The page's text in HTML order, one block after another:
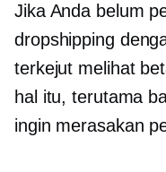
Jika Anda belum
dropshipping
terkejut melihat
hal itu, terutama
ingin merasakan